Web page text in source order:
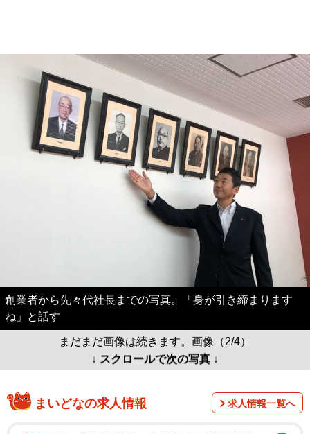
創業者から先々代社長までの写真。「身が引き締まります
ね」と話す
まだまだ画像は続きます。画像（2/4）
↓ スクロールで次の写真 ↓
まいどなの求人情報 求人情報一覧へ